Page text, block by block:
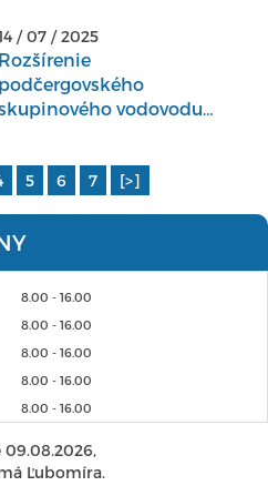
/ 07 / 2025
Rozšírenie
podčergovského
vodovodu
5 6 7 [>]
8.00 - 16.00
8.00 - 16.00
8.00 - 16.00
8.00 - 16.00
8.00 - 16.00
09.08.2026,
Ľubomíra.